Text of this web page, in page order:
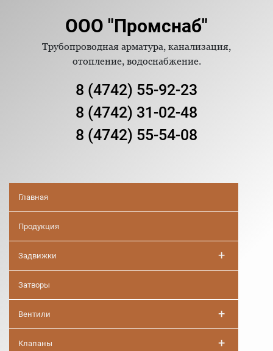
ООО "Промснаб"
Трубопроводная арматура, канализация,
отопление, водоснабжение.
8 (4742) 55-92-23
8 (4742) 31-02-48
8 (4742) 55-54-08
Главная
Продукция
Задвижки +
Затворы
Вентили +
Клапаны +